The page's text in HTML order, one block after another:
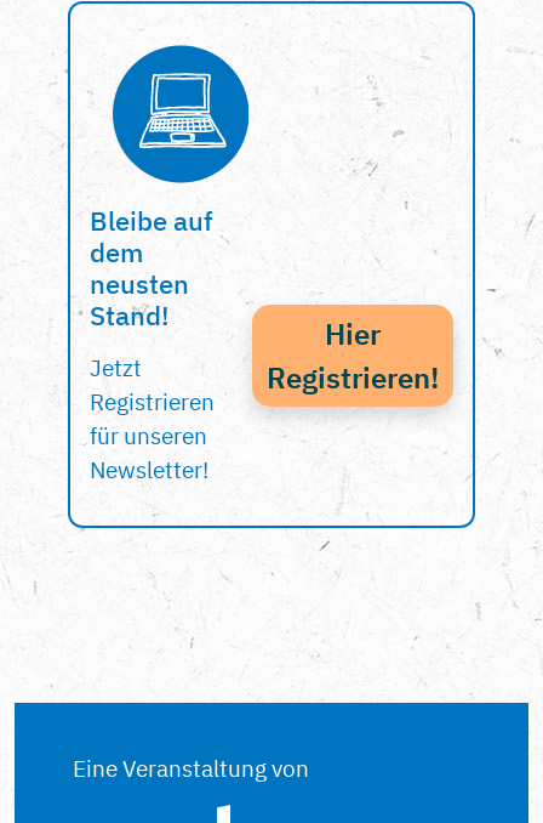
Bleibe auf
dem
neusten
Stand!
Jetzt
Registrieren
für unseren
Newsletter!
Hier
Registrieren!
Eine Veranstaltung von